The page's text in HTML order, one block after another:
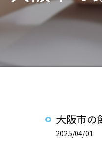
大阪市の
2025/04/01